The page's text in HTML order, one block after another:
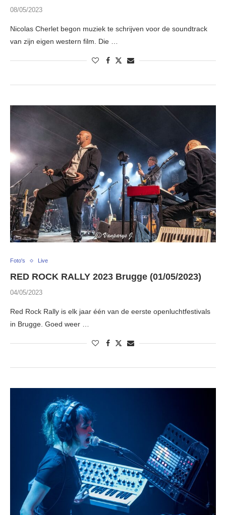
08/05/2023
Nicolas Cherlet begon muziek te schrijven voor de soundtrack
van zijn eigen western film. Die …
Foto's Live
RED ROCK RALLY 2023 Brugge (01/05/2023)
04/05/2023
Red Rock Rally is elk jaar één van de eerste openluchtfestivals
in Brugge. Goed weer …